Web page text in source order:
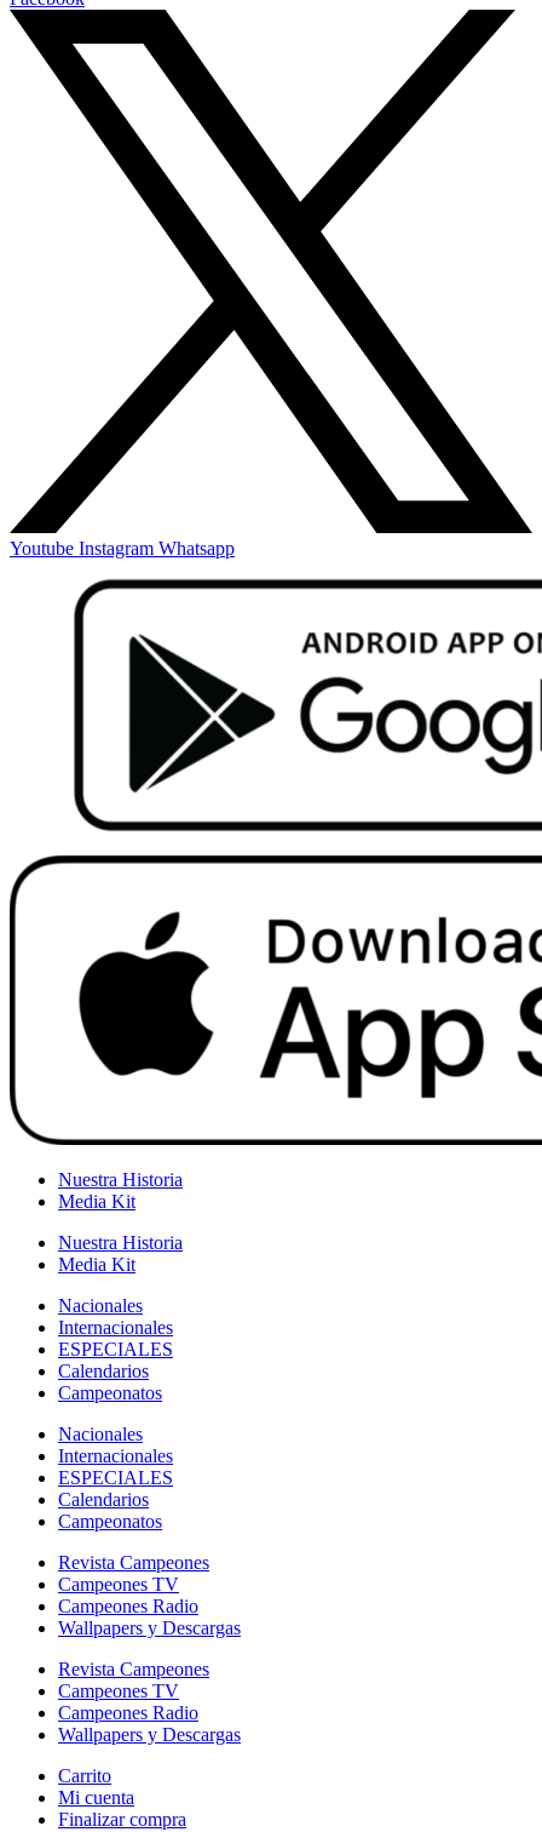
Youtube Instagram Whatsapp
Nuestra Historia
Media Kit
Nuestra Historia
Media Kit
Nacionales
Internacionales
ESPECIALES
Calendarios
Campeonatos
Nacionales
Internacionales
ESPECIALES
Calendarios
Campeonatos
Revista Campeones
Campeones TV
Campeones Radio
Wallpapers y Descargas
Revista Campeones
Campeones TV
Campeones Radio
Wallpapers y Descargas
Carrito
Mi cuenta
Finalizar compra